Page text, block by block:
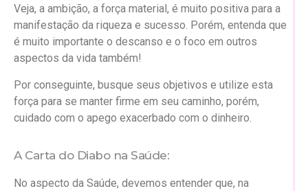
Veja, a ambição, a força material, é muito positiva para a
manifestação da riqueza e sucesso. Porém, entenda que
é muito importante o descanso e o foco em outros
aspectos da vida também!
Por conseguinte, busque seus objetivos e utilize esta
força para se manter firme em seu caminho, porém,
cuidado com o apego exacerbado com o dinheiro.
A Carta do Diabo na Saúde:
No aspecto da Saúde, devemos entender que, na